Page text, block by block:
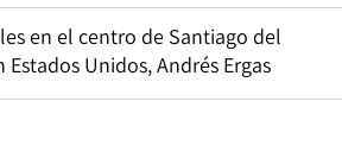
en el centro de Santiago del
Unidos, Andrés Ergas